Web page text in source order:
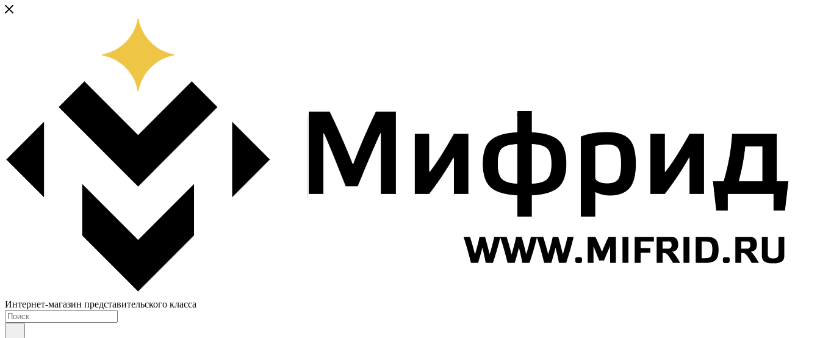
Интернет-магазин представительского класса